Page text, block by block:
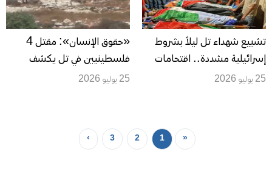
تشييع شهداء تل ليلاً بشروط
إسرائيلية مشددة.. اقتحامات
وهجمات استيطانية تمتد من
25 يوليو 2026
«حقوق الإنسان»: مقتل 4
فلسطينيين في تل يكشف
شراكة ميدانية بين جيش
25 يوليو 2026
«
1
2
3
›